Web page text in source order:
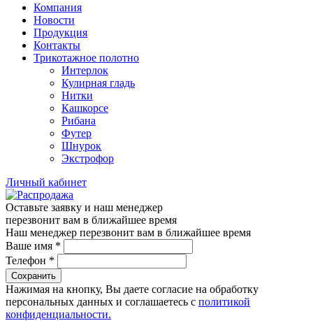
Компания
Новости
Продукция
Контакты
Трикотажное полотно
Интерлок
Кулирная гладь
Нитки
Кашкорсе
Рибана
Футер
Шнурок
Экстрофор
Личный кабинет
Оставьте заявку и наш менеджер
перезвонит вам в ближайшее время
Наш менеджер перезвонит вам в ближайшее время
Ваше имя *
Телефон *
Сохранить
Нажимая на кнопку, Вы даете согласие на обработку
персональных данных и соглашаетесь с политикой
конфиденциальности.